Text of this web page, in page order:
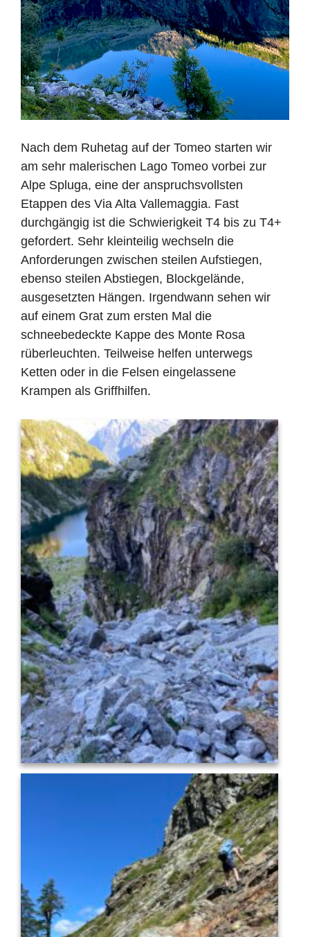
Nach dem Ruhetag auf der Tomeo starten wir
am sehr malerischen Lago Tomeo vorbei zur
Alpe Spluga, eine der anspruchsvollsten
Etappen des Via Alta Vallemaggia. Fast
durchgängig ist die Schwierigkeit T4 bis zu T4+
gefordert. Sehr kleinteilig wechseln die
Anforderungen zwischen steilen Aufstiegen,
ebenso steilen Abstiegen, Blockgelände,
ausgesetzten Hängen. Irgendwann sehen wir
auf einem Grat zum ersten Mal die
schneebedeckte Kappe des Monte Rosa
rüberleuchten. Teilweise helfen unterwegs
Ketten oder in die Felsen eingelassene
Krampen als Griffhilfen.